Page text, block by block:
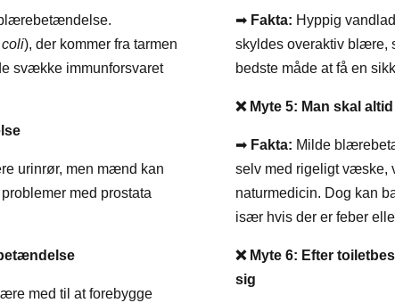
coli), der kommer fra tarmen
svække immunforsvaret
urinrør, men mænd kan
med prostata
med til at forebygge
➡ Fakta: Hyppig
skyldes overaktiv blære,
bedste måde at få en
❌Myte 5: Man skal
➡ Fakta: Milde
selv med rigeligt væske,
naturmedicin. Dog kan
især hvis der er feber
❌Myte 6: Efter
sig